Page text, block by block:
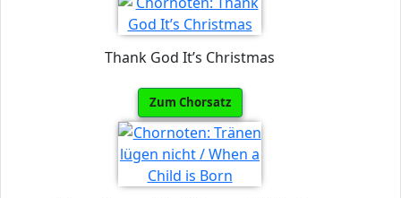
Thank God It’s Christmas
Zum Chorsatz